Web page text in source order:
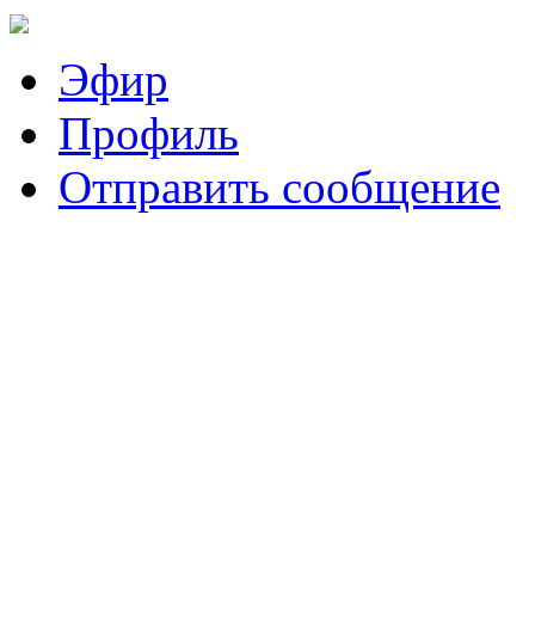
Эфир
Профиль
Отправить сообщение